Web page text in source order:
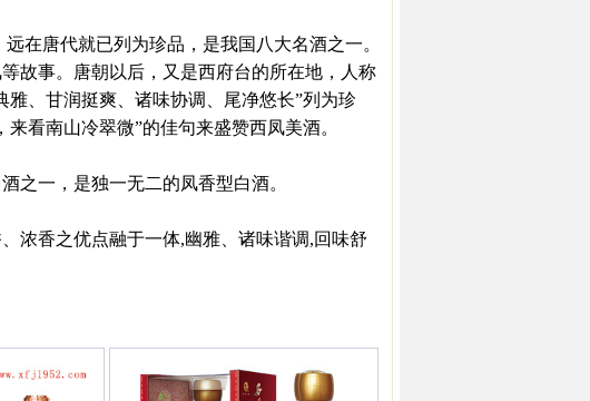
在唐代就已列为珍品，是我国八大名酒之一。
故事。唐朝以后，又是西府台的所在地，人称
、甘润挺爽、诸味协调、尾净悠长”列为珍
看南山冷翠微”的佳句来盛赞西凤美酒。
之一，是独一无二的凤香型白酒。
浓香之优点融于一体,幽雅、诸味谐调,回味舒